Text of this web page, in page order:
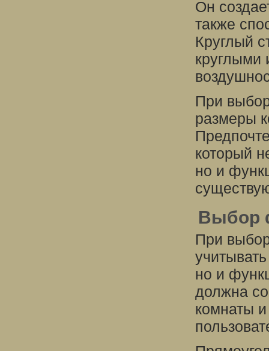
Он
также
Круглый
При
размеры
который
но и
Выбор
При
но и
должна
комнаты